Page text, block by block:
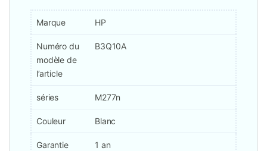
Marque HP
Numéro du
modèle de
l’article
B3Q10A
séries M277n
Couleur Blanc
Garantie
1 an